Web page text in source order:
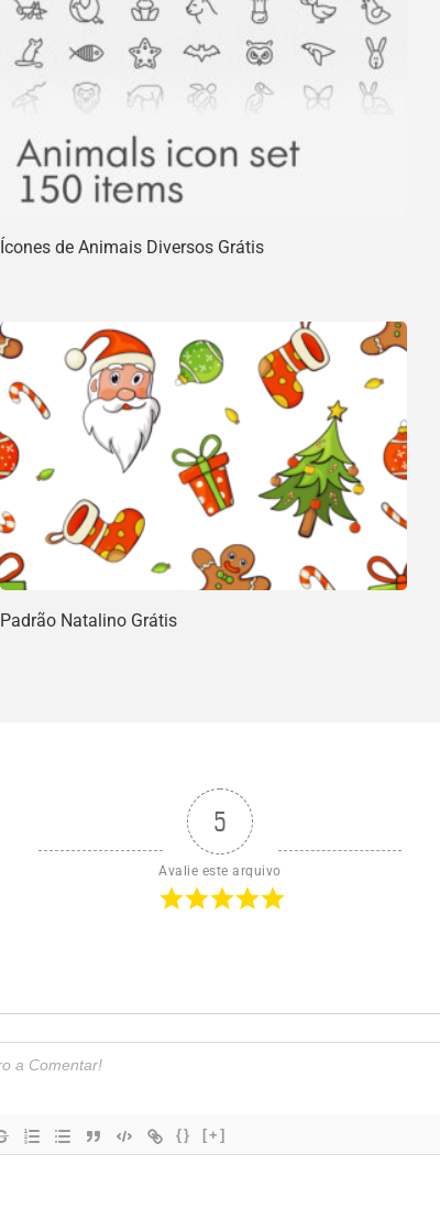
Ícones de Animais Diversos Grátis
Padrão Natalino Grátis
5
Avalie este arquivo
{} [+]